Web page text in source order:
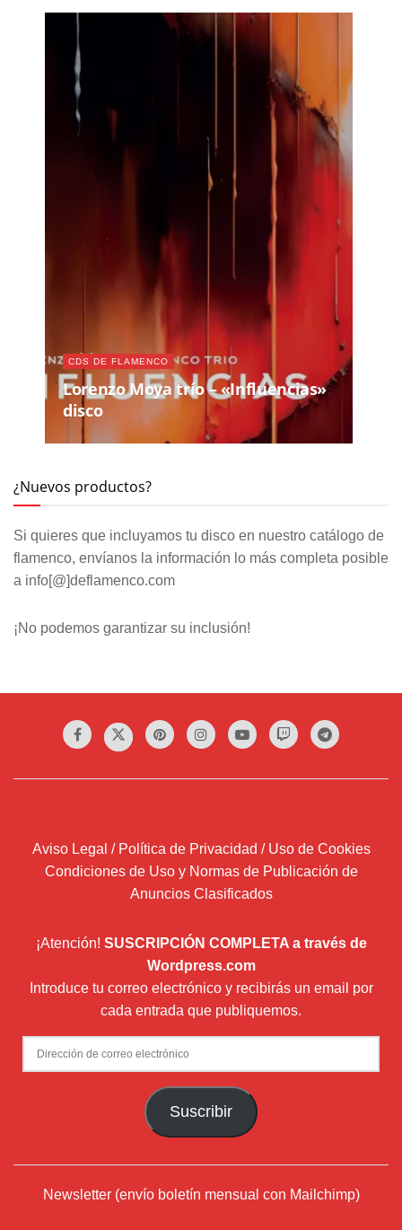
CDS DE FLAMENCO
Lorenzo Moya trío – «Influencias»
disco
¿Nuevos productos?
Si quieres que incluyamos tu disco en nuestro catálogo de
flamenco, envíanos la información lo más completa posible
a info[@]deflamenco.com
¡No podemos garantizar su inclusión!
Aviso Legal / Política de Privacidad / Uso de Cookies
Condiciones de Uso y Normas de Publicación de
Anuncios Clasificados
¡Atención! SUSCRIPCIÓN COMPLETA a través de
Wordpress.com
Introduce tu correo electrónico y recibirás un email por
cada entrada que publiquemos.
Dirección
de
Suscribir
Newsletter (envío boletín mensual con Mailchimp)